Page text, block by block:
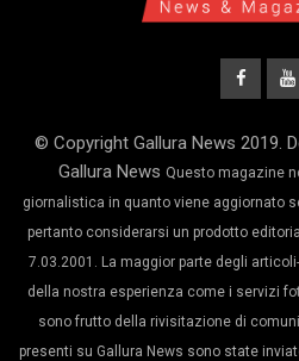
© Copyright Gallura News 2019.
Gallura News Questo magazine
giornalistica in quanto viene aggiornato
pertanto considerarsi un prodotto
7.03.2001. La maggior parte degli
della nostra esperienza come i servizi
sono frutto della rivisitazione di
presenti su Gallura News sono state